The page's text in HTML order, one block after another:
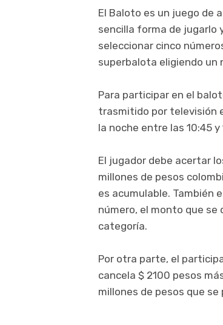
El Baloto es un juego de
sencilla forma de jugarlo
seleccionar cinco
superbalota eligiendo un
Para participar en el
trasmitido por televisión
la noche entre las 10:45 y
El jugador debe acertar
millones de pesos
es acumulable. También
número, el monto que
categoría.
Por otra parte, el
cancela $ 2100 pesos
millones de pesos que